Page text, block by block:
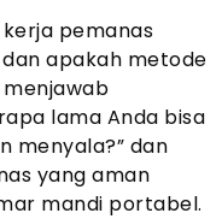
pemanas
apakah metode
lama Anda bisa
menyala?” dan
yang aman
mandi portabel.